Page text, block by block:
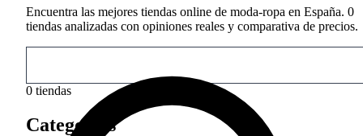
Encuentra las mejores tiendas online de moda-ropa en España. 0
tiendas analizadas con opiniones reales y comparativa de precios.
0 tiendas
Categorías